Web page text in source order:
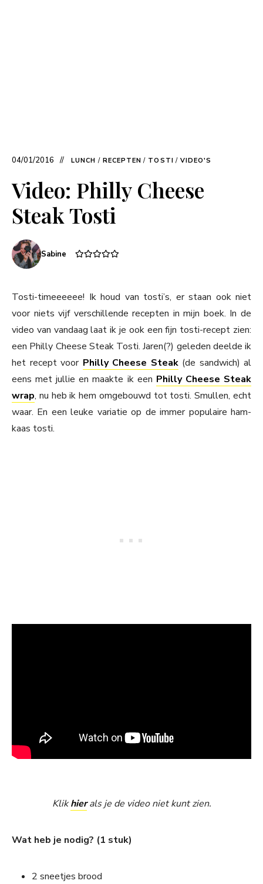
04/01/2016 LUNCH / RECEPTEN / TOSTI / VIDEO'S
Video: Philly Cheese
Steak Tosti
Sabine
Tosti-timeeeeee! Ik houd van tosti’s, er staan ook niet
voor niets vijf verschillende recepten in mijn boek. In de
video van vandaag laat ik je ook een fijn tosti-recept zien:
een Philly Cheese Steak Tosti. Jaren(?) geleden deelde ik
het recept voor Philly Cheese Steak(de sandwich) al
eens met jullie en maakte ik een Philly Cheese Steak
wrap, nu heb ik hem omgebouwd tot tosti. Smullen, echt
waar. En een leuke variatie op de immer populaire ham-
kaas tosti.
Klikhierals je de video niet kunt zien.
Wat heb je nodig? (1 stuk)
2 sneetjes brood